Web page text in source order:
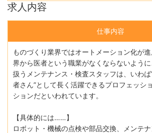
求人内容
仕事内容
ものづくり業界ではオートメーション化が
界から医者という職業がなくならないよう
扱うメンテナンス・検査スタッフは、いわ
者さん”として長く活躍できるプロフェッシ
ションだといわれています。
【具体的には……】
ロボット・機械の点検や部品交換、メンテ